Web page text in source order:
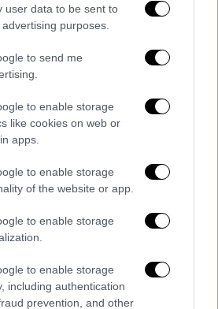
user data to be sent to
purposes.
to send me
to enable storage
like cookies on web or
apps.
to enable storage
of the website or app.
to enable storage
to enable storage
including authentication
prevention, and other
των εργατών της
βιομηχανία, ιδίως στη
κατέληξαν σε
δολαρίων
στις αρχές της δεκαετίας
άρχισε να εργάζεται
για να μηνύσει τις
για τα κονδύλια του
για τους
Το 1998, η πολιτεία
ύψους 4,4
δολαρίων και το 2002, ο